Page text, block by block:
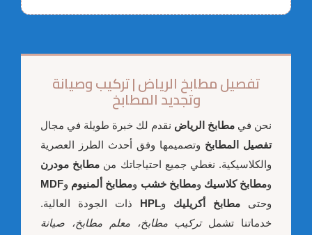
تفصيل مطابخ الرياض | تركيب وصيانة
وتجديد المطابخ
نحن في مطابخ الرياض نقدم لك خبرة طويلة في مجال
تفصيل المطابخ وتصميمها وفق أحدث الطرز العصرية
والكلاسيكية. نغطي جميع احتياجاتك من مطابخ مودرن
ومطابخ كلاسيك ومطابخ خشب ومطابخ ألمنيوم وMDF
وحتى مطابخ أكريليك وHPL ذات الجودة العالية.
خدماتنا تشملتركيب مطابخ، معلم مطابخ، صيانة